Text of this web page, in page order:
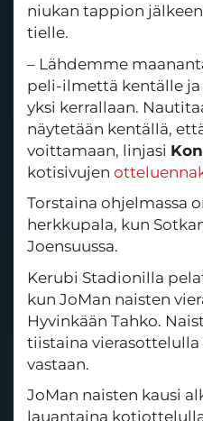
niukan tappion
tielle.
– Lähdemme
peli-ilmettä kentälle
yksi kerrallaan.
näytetään kentällä,
voittamaan, linjasi
kotisivujen
Torstaina ohjelmassa
herkkupala, kun
Joensuussa.
Kerubi Stadionilla
kun JoMan naisten
Hyvinkään Tahko.
tiistaina
vastaan.
JoMan naisten kausi
lauantaina